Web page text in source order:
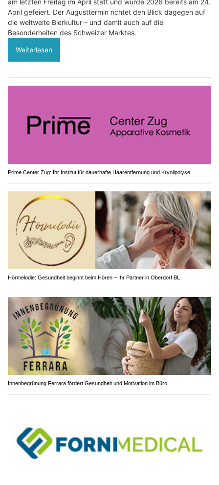
am letzten Freitag im April statt und wurde 2026 bereits am 24.
April gefeiert. Der Augusttermin richtet den Blick dagegen auf
die weltweite Bierkultur – und damit auch auf die
Besonderheiten des Schweizer Marktes.
Weiterlesen
Prime Center Zug: Ihr Institut für dauerhafte Haarentfernung und Kryolipolyse
Hörmelodie: Gesundheit beginnt beim Hören – Ihr Partner in Oberdorf BL
Innenbegrünung Ferrara fördert Gesundheit und Motivation im Büro